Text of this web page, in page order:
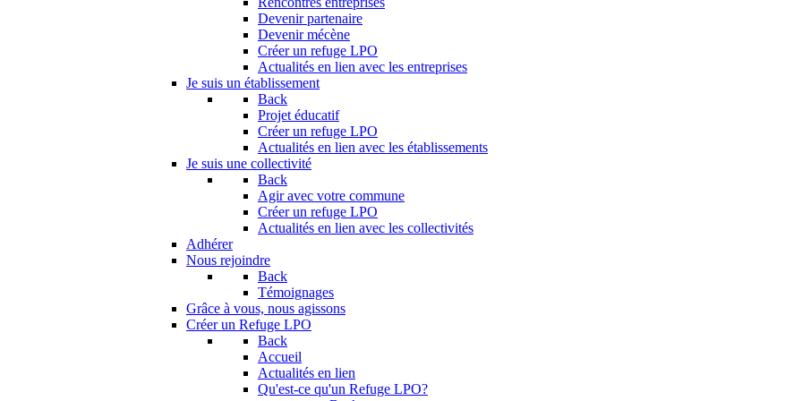
Devenir partenaire
Devenir mécène
Créer un refuge LPO
Actualités en lien avec les entreprises
Je suis un établissement
Back
Projet éducatif
Créer un refuge LPO
Actualités en lien avec les établissements
Je suis une collectivité
Back
Agir avec votre commune
Créer un refuge LPO
Actualités en lien avec les collectivités
Adhérer
Nous rejoindre
Back
Témoignages
Grâce à vous, nous agissons
Créer un Refuge LPO
Back
Accueil
Actualités en lien
Qu'est-ce qu'un Refuge LPO?